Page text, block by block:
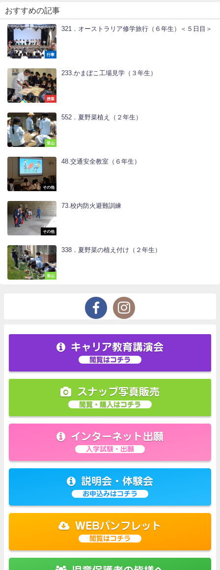
おすすめの記事
行事
321．オーストラリア修学旅行（６年生）＜５日目＞
授業
233.かまぼこ工場見学（３年生）
里山
552．夏野菜植え（２年生）
その他
48.交通安全教室（６年生）
その他
73.校内防火避難訓練
里山
338．夏野菜の植え付け（２年生）
キャリア教育講演会
閲覧はコチラ
スナップ写真販売
閲覧・購入はコチラ
インターネット出願
入学試験・出願
説明会・体験会
お申込みはコチラ
WEBパンフレット
閲覧はコチラ